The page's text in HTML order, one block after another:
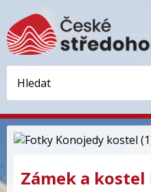
Zámek a